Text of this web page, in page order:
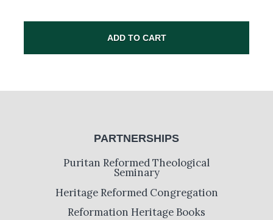
ADD TO CART
PARTNERSHIPS
Puritan Reformed Theological
Seminary
Heritage Reformed Congregation
Reformation Heritage Books